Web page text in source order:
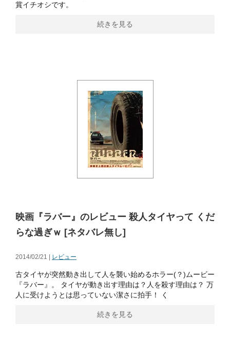
賞イチオシです。
続きを見る
映画『ラバー』のレビュー 殺人タイヤって くだ
らな過ぎｗ [ネタバレ無し]
2014/02/21 | レビュー
古タイヤが突然動き出して人を襲い始めるホラー(？)ムービー
『ラバー』。 タイヤが動き出す理由は？人を殺す理由は？ 万
人に受けようとは思っていない潔さに拍手！ く
続きを見る